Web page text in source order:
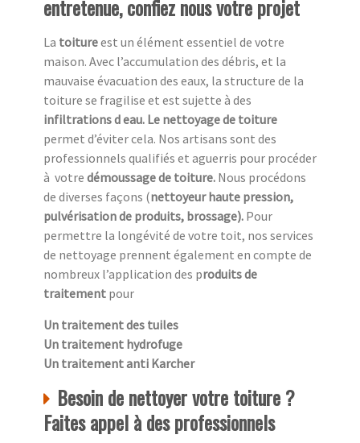
entretenue, confiez nous votre projet
La toitureest un élément essentiel de votre
maison. Avec l’accumulation des débris, et la
mauvaise évacuation des eaux, la structure de la
toiture se fragilise et est sujette à des
infiltrations d eau. Le nettoyage de toiture
permet d’éviter cela. Nos artisans sont des
professionnels qualifiés et aguerris pour procéder
à votre démoussage de toiture. Nous procédons
de diverses façons (nettoyeur haute pression,
pulvérisation de produits, brossage). Pour
permettre la longévité de votre toit, nos services
de nettoyage prennent également en compte de
nombreux l’application des produits de
traitement pour
Un traitement des tuiles
Un traitement hydrofuge
Un traitement anti Karcher
Besoin de nettoyer votre toiture ?
Faites appel à des professionnels